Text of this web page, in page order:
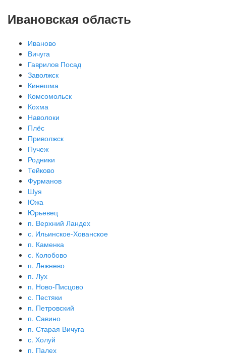
Ивановская область
Иваново
Вичуга
Гаврилов Посад
Заволжск
Кинешма
Комсомольск
Кохма
Наволоки
Плёс
Приволжск
Пучеж
Родники
Тейково
Фурманов
Шуя
Южа
Юрьевец
п. Верхний Ландех
с. Ильинское-Хованское
п. Каменка
с. Колобово
п. Лежнево
п. Лух
п. Ново-Писцово
с. Пестяки
п. Петровский
п. Савино
п. Старая Вичуга
с. Холуй
п. Палех